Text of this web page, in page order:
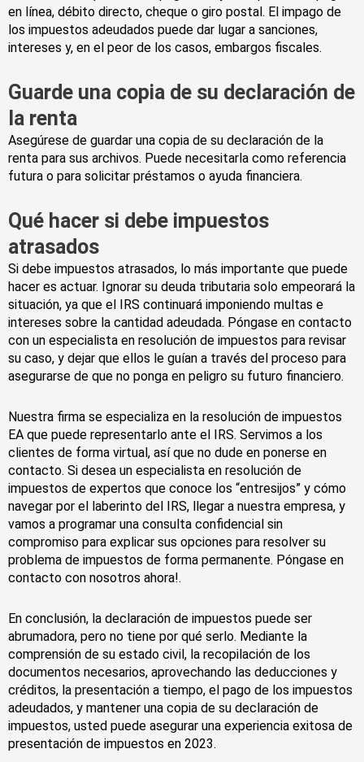
en línea, débito directo, cheque o giro postal. El impago de
los impuestos adeudados puede dar lugar a sanciones,
intereses y, en el peor de los casos, embargos fiscales.
Guarde una copia de su declaración de
la renta
Asegúrese de guardar una copia de su declaración de la
renta para sus archivos. Puede necesitarla como referencia
futura o para solicitar préstamos o ayuda financiera.
Qué hacer si debe impuestos
atrasados
Si debe impuestos atrasados, lo más importante que puede
hacer es actuar. Ignorar su deuda tributaria solo empeorará la
situación, ya que el IRS continuará imponiendo multas e
intereses sobre la cantidad adeudada. Póngase en contacto
con un especialista en resolución de impuestos para revisar
su caso, y dejar que ellos le guían a través del proceso para
asegurarse de que no ponga en peligro su futuro financiero.
Nuestra firma se especializa en la resolución de impuestos
EA que puede representarlo ante el IRS. Servimos a los
clientes de forma virtual, así que no dude en ponerse en
contacto. Si desea un especialista en resolución de
impuestos de expertos que conoce los “entresijos” y cómo
navegar por el laberinto del IRS, llegar a nuestra empresa, y
vamos a programar una consulta confidencial sin
compromiso para explicar sus opciones para resolver su
problema de impuestos de forma permanente. Póngase en
contacto con nosotros ahora!.
En conclusión, la declaración de impuestos puede ser
abrumadora, pero no tiene por qué serlo. Mediante la
comprensión de su estado civil, la recopilación de los
documentos necesarios, aprovechando las deducciones y
créditos, la presentación a tiempo, el pago de los impuestos
adeudados, y mantener una copia de su declaración de
impuestos, usted puede asegurar una experiencia exitosa de
presentación de impuestos en 2023.